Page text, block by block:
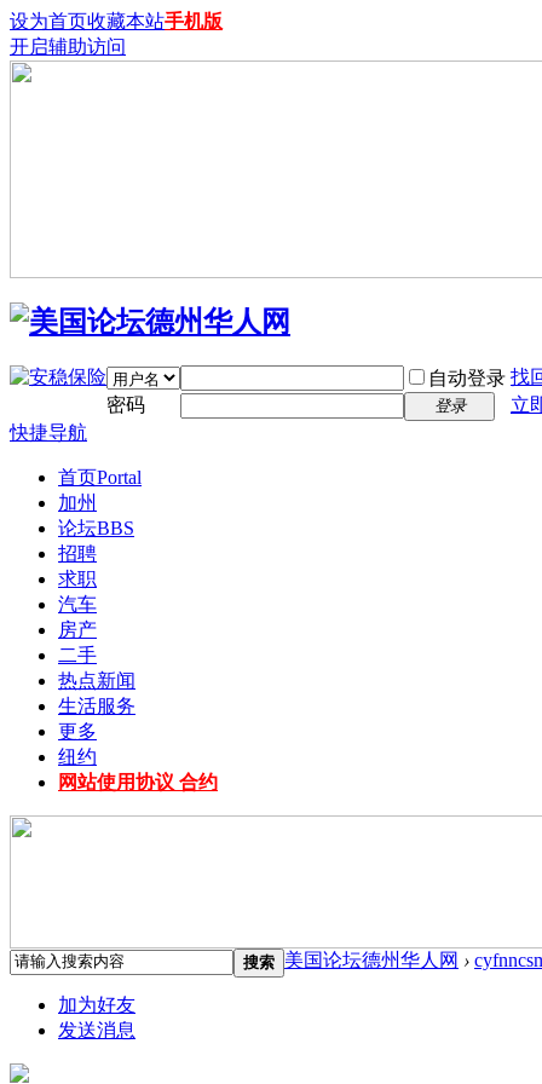
设为首页收藏本站手机版
开启辅助访问
自动登录 找
密码
登录
立
快捷导航
首页Portal
加州
论坛BBS
招聘
求职
汽车
房产
二手
热点新闻
生活服务
更多
纽约
网站使用协议 合约
搜索 美国论坛德州华人网 ›
加为好友
发送消息